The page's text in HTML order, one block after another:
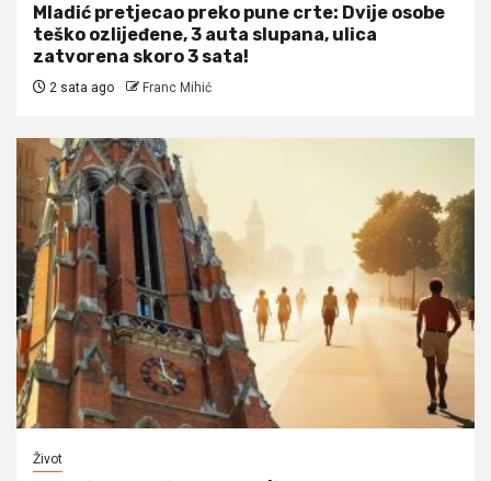
Mladić pretjecao preko pune crte: Dvije osobe
teško ozlijeđene, 3 auta slupana, ulica
zatvorena skoro 3 sata!
2 sata ago Franc Mihić
Život